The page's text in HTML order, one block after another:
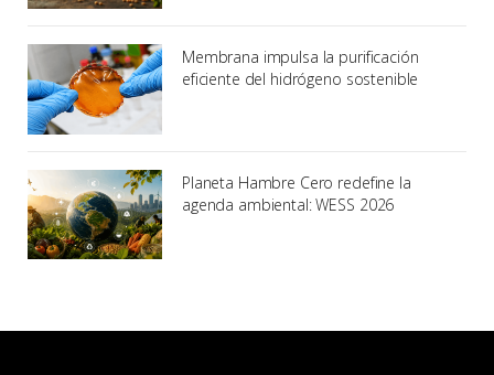
Membrana impulsa la purificación
eficiente del hidrógeno sostenible
Planeta Hambre Cero redefine la
agenda ambiental: WESS 2026